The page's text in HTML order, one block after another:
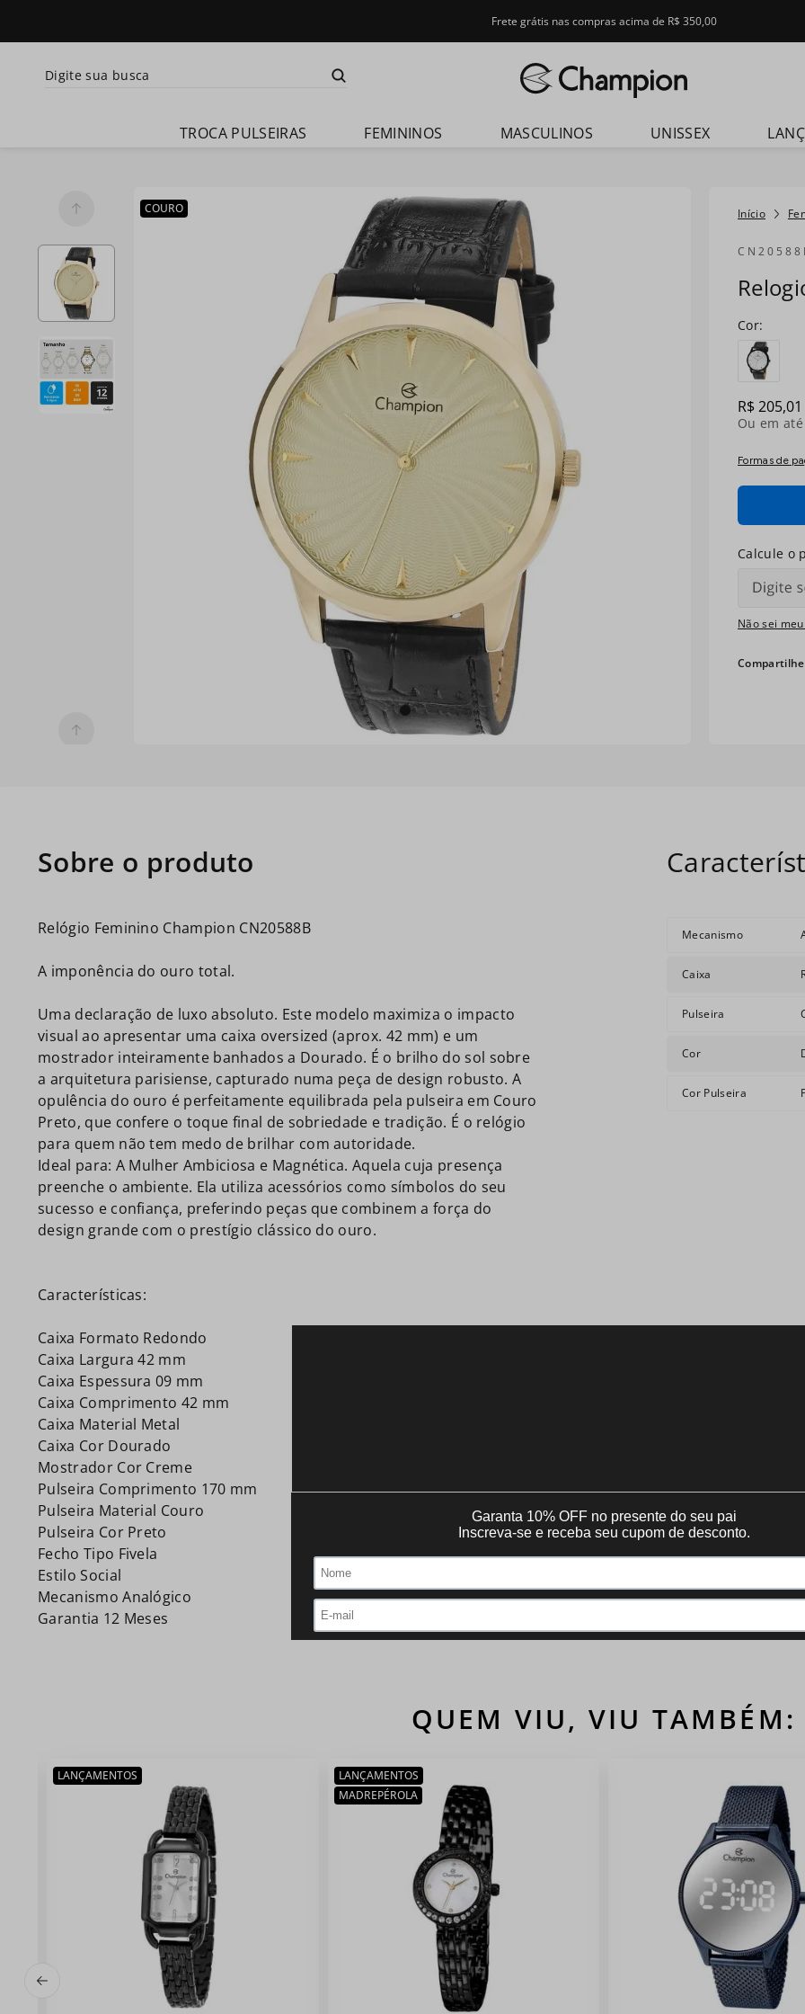
Frete grátis nas compras acima de R$ 350,00
Digite sua busca
TROCA PULSEIRAS FEMININOS MASCULINOS UNISSEX
COURO
R$205,01
Ou em
Formas de
Não sei meu
Relógio Feminino Champion CN20588B
A imponência do ouro total.
Uma declaração de luxo absoluto. Este modelo maximiza o impacto
visual ao apresentar uma caixa oversized (aprox. 42 mm) e um
mostrador inteiramente banhados a Dourado. É o brilho do sol sobre
a arquitetura parisiense, capturado numa peça de design robusto. A
opulência do ouro é perfeitamente equilibrada pela pulseira em Couro
Preto, que confere o toque final de sobriedade e tradição. É o relógio
para quem não tem medo de brilhar com autoridade.
Ideal para: A Mulher Ambiciosa e Magnética. Aquela cuja presença
preenche o ambiente. Ela utiliza acessórios como símbolos do seu
sucesso e confiança, preferindo peças que combinem a força do
design grande com o prestígio clássico do ouro.
Características:
Caixa Formato Redondo
Caixa Largura 42 mm
Caixa Espessura 09 mm
Caixa Comprimento 42 mm
Caixa Material Metal
Caixa Cor Dourado
Mostrador Cor Creme
Pulseira Comprimento 170 mm
Pulseira Material Couro
Pulseira Cor Preto
Fecho Tipo Fivela
Estilo Social
Mecanismo Analógico
Garantia 12 Meses
Mecanismo
Caixa
Pulseira
Cor
Cor Pulseira
QUEM VIU, VIU TAMBÉM:
LANÇAMENTOS
LANÇAMENTOS
MADREPÉROLA
1
champion
feminino
relogio
masculino
troca-
pulseira
5
relogio
smartwatch
6º ch30224
digital
8º
10
pulseira